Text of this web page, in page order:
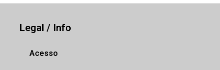
Legal / Info
Acesso